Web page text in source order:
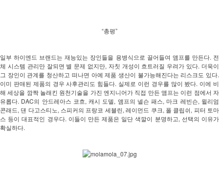
“총평”
일부 하이엔드 브랜드는 재능있는 장인들을 용병식으로 끌어들여 앰프를 만든다. 전
체 시스템 관리만 잘되면 별 문제 없지만, 자칫 개성이 흐트러질 우려가 있다. 더욱이
그 장인이 관계를 청산하고 떠나면 아예 제품 생산이 불가능해진다는 리스크도 있다.
이미 판매된 제품의 경우 사후관리도 힘들다. 실제로 이런 경우를 많이 봤다. 이에 비
해 세상을 깜짝 놀래킨 원천기술을 가진 엔지니어가 직접 만든 앰프는 이런 점에서 자
유롭다. DAC의 안드레아스 코흐, 캐시 도델, 앰프의 넬슨 패스, 마크 레빈슨, 윌리엄
콘래드, 댄 다고스티노, 스피커의 프랑코 세블린, 레이먼드 쿠크, 폴 클립쉬, 피터 토마
스 등이 대표적인 경우다. 이들이 만든 제품은 일단 색깔이 분명하고, 선택의 이유가
확실하다.